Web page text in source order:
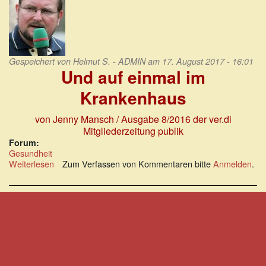
Gespeichert von Helmut S. - ADMINam 17. August 2017 - 16:01
Und auf einmal im
Krankenhaus
von Jenny Mansch / Ausgabe 8/2016 der ver.di
Mitgliederzeitung publik
Forum:
Gesundheit
Weiterlesen über
auf
einmal
Zum Verfassen von Kommentaren bitteAnmelden.